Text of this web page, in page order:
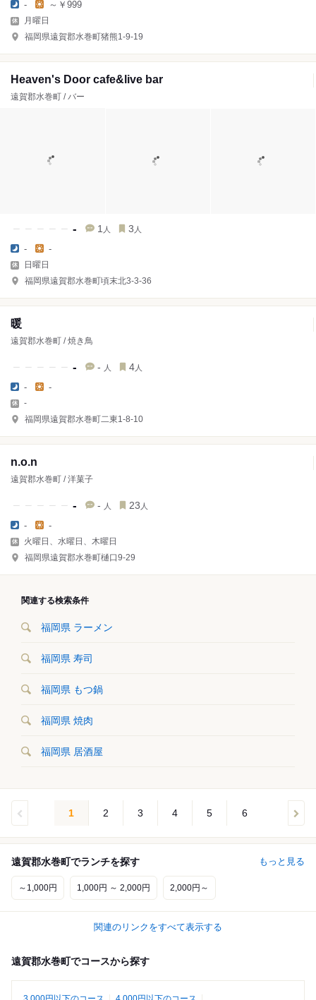
- ～￥999
月曜日
福岡県遠賀郡水巻町猪熊1-9-19
Heaven's Door cafe&live bar
遠賀郡水巻町 / バー
- 1 人 3 人
- -
日曜日
福岡県遠賀郡水巻町頃末北3-3-36
暖
遠賀郡水巻町 / 焼き鳥
- - 人 4 人
- -
-
福岡県遠賀郡水巻町二東1-8-10
n.o.n
遠賀郡水巻町 / 洋菓子
- - 人 23 人
- -
火曜日、水曜日、木曜日
福岡県遠賀郡水巻町樋口9-29
関連する検索条件
福岡県 ラーメン
福岡県 寿司
福岡県 もつ鍋
福岡県 焼肉
福岡県 居酒屋
1 2 3 4 5 6
遠賀郡水巻町でランチを探す もっと見る
～1,000円 1,000円 ～ 2,000円 2,000円～
関連のリンクをすべて表示する
遠賀郡水巻町でコースから探す